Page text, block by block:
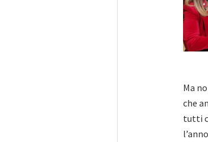
Ma
che
tutti